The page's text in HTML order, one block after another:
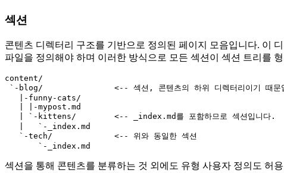
섹션
콘텐츠 디렉터리 구조를 기반으로 정의된 페이지 모음입니다. 이
파일을 정의해야 하며 이러한 방식으로 모든 섹션이 섹션 트리를
content/
`-blog/               <-- 섹션, 콘텐츠의 하위 디렉터리이기 때문
   |-funny-cats/
   | |-mypost.md
   | `-kittens/        <-- _index.md를 포함하므로 섹션입니다.
   |   `-_index.md
   `-tech/             <-- 위와 동일한 섹션
섹션을 통해 콘텐츠를 분류하는 것 외에도 유형 사용자 정의도 허